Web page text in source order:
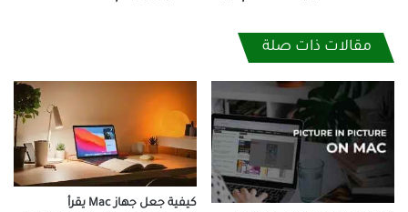
مقالات ذات صلة
كيفية جعل جهاز Mac يقرأ